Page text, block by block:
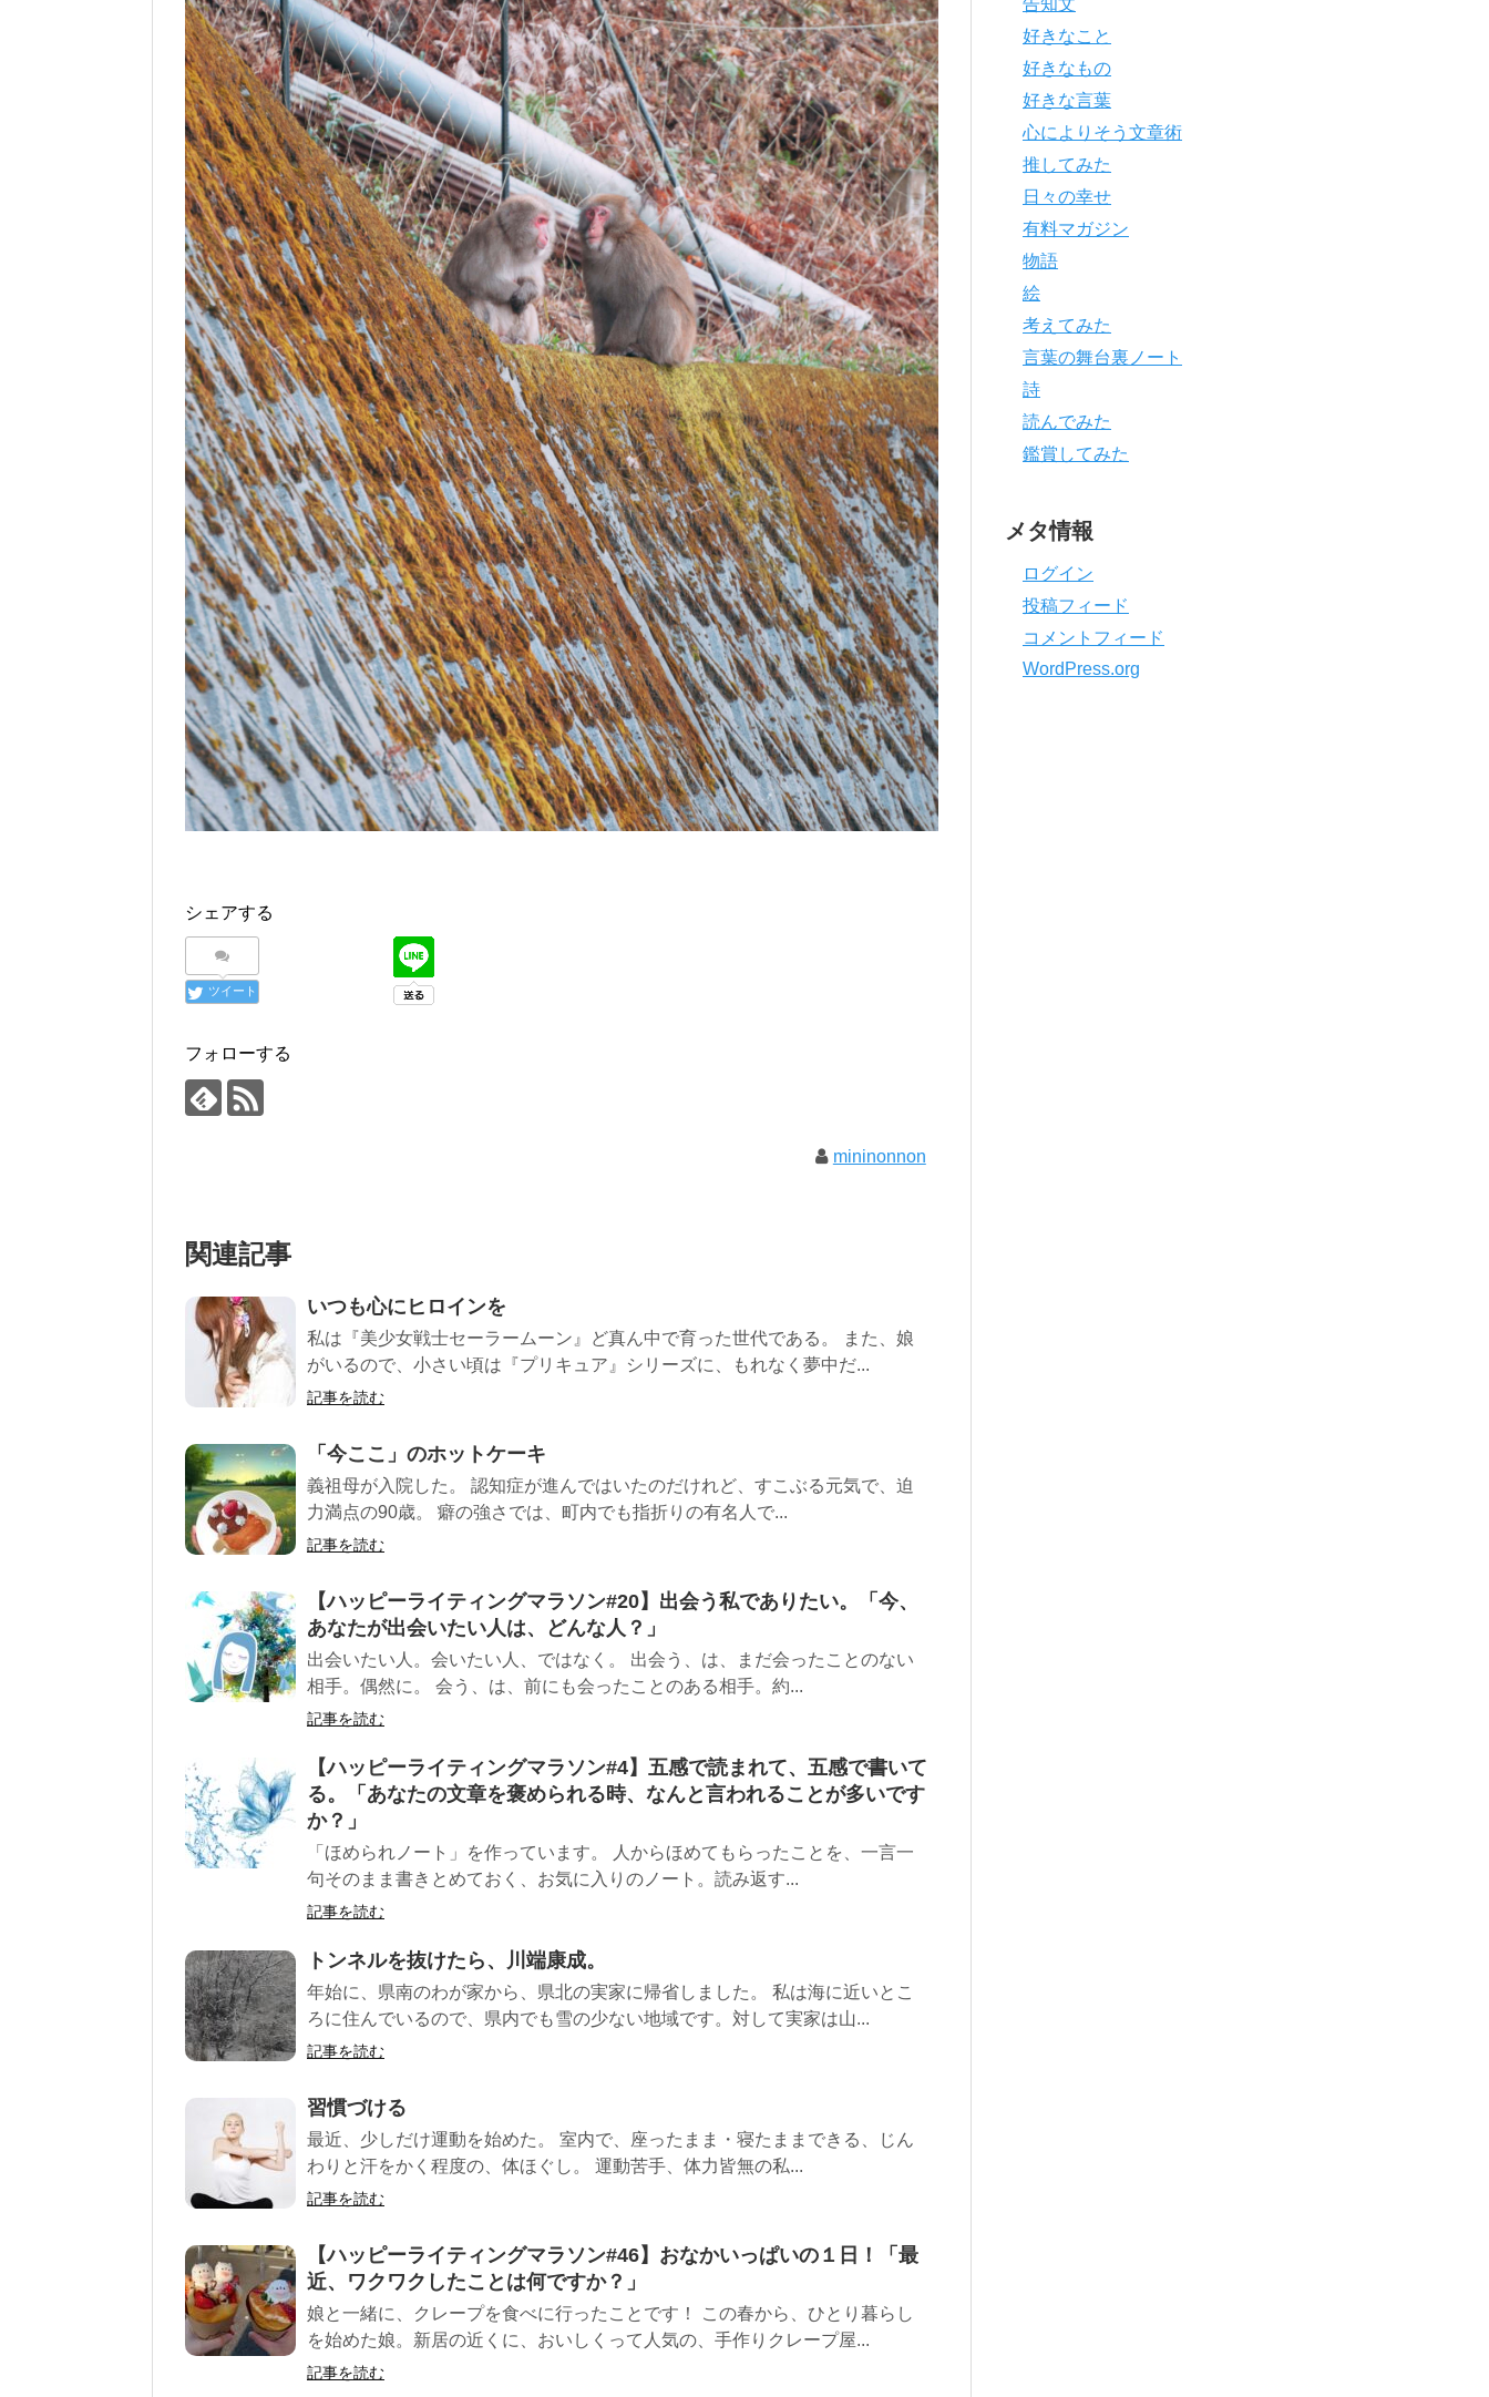
シェアする
ツイート
フォローする
mininonnon
関連記事
いつも心にヒロインを
私は『美少女戦士セーラームーン』ど真ん中で育った世代である。 また、娘
がいるので、小さい頃は『プリキュア』シリーズに、もれなく夢中だ...
記事を読む
「今ここ」のホットケーキ
義祖母が入院した。 認知症が進んではいたのだけれど、すこぶる元気で、迫
力満点の90歳。 癖の強さでは、町内でも指折りの有名人で...
記事を読む
【ハッピーライティングマラソン#20】出会う私でありたい。「今、
あなたが出会いたい人は、どんな人？」
出会いたい人。会いたい人、ではなく。 出会う、は、まだ会ったことのない
相手。偶然に。 会う、は、前にも会ったことのある相手。約...
記事を読む
【ハッピーライティングマラソン#4】五感で読まれて、五感で書いて
る。「あなたの文章を褒められる時、なんと言われることが多いです
か？」
「ほめられノート」を作っています。 人からほめてもらったことを、一言一
句そのまま書きとめておく、お気に入りのノート。読み返す...
記事を読む
トンネルを抜けたら、川端康成。
年始に、県南のわが家から、県北の実家に帰省しました。 私は海に近いとこ
ろに住んでいるので、県内でも雪の少ない地域です。対して実家は山...
記事を読む
習慣づける
最近、少しだけ運動を始めた。 室内で、座ったまま・寝たままできる、じん
わりと汗をかく程度の、体ほぐし。 運動苦手、体力皆無の私...
記事を読む
【ハッピーライティングマラソン#46】おなかいっぱいの１日！「最
近、ワクワクしたことは何ですか？」
娘と一緒に、クレープを食べに行ったことです！ この春から、ひとり暮らし
を始めた娘。新居の近くに、おいしくって人気の、手作りクレープ屋...
記事を読む
告知文
好きなこと
好きなもの
好きな言葉
心によりそう文章術
推してみた
日々の幸せ
有料マガジン
物語
絵
考えてみた
言葉の舞台裏ノート
詩
読んでみた
鑑賞してみた
メタ情報
ログイン
投稿フィード
コメントフィード
WordPress.org